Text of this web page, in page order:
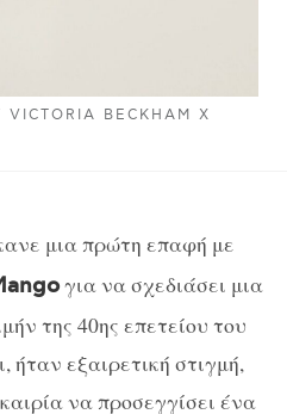
BECKHAM X
μια πρώτη επαφή με
για να σχεδιάσει μια
της 40ης επετείου του
ήταν εξαιρετική στιγμή,
να προσεγγίσει ένα